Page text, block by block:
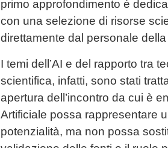
primo approfondimento è
con una selezione di risorse
direttamente dal personale
I temi dell’AI e del rapporto tra
scientifica, infatti, sono stati
apertura dell’incontro da cui è
Artificiale possa rappresentare
potenzialità, ma non possa